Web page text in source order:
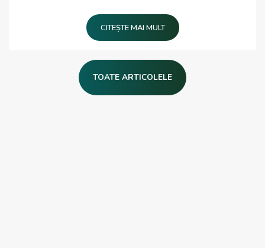
CITEȘTE MAI MULT
TOATE ARTICOLELE